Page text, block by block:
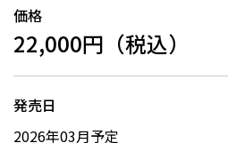
価格
22,000円（税込）
発売日
2026年03月予定